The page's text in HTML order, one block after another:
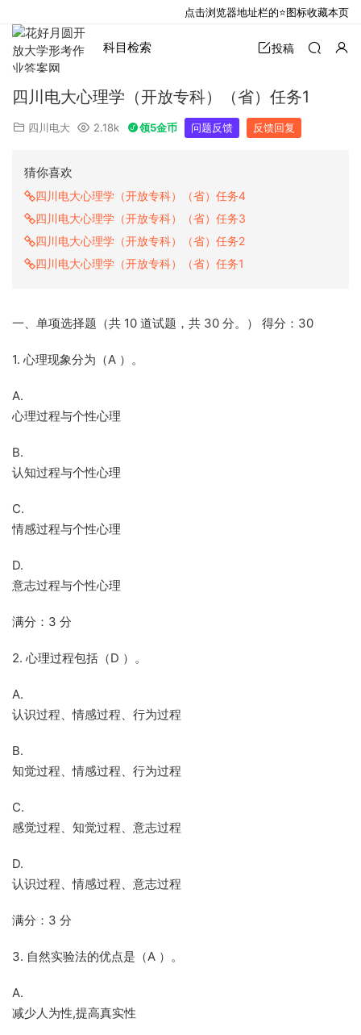
科目检索 投稿
四川电大心理学（开放专科）（省）任务1
四川电大 2.18k 领5金币 问题反馈 反馈回复
猜你喜欢
四川电大心理学（开放专科）（省）任务4
四川电大心理学（开放专科）（省）任务3
四川电大心理学（开放专科）（省）任务2
四川电大心理学（开放专科）（省）任务1
一、单项选择题（共 10 道试题，共 30 分。） 得分：30
1. 心理现象分为（A ）。
A.
心理过程与个性心理
B.
认知过程与个性心理
C.
情感过程与个性心理
D.
意志过程与个性心理
满分：3 分
2. 心理过程包括（D ）。
A.
认识过程、情感过程、行为过程
B.
知觉过程、情感过程、行为过程
C.
感觉过程、知觉过程、意志过程
D.
认识过程、情感过程、意志过程
满分：3 分
3. 自然实验法的优点是（A ）。
A.
减少人为性,提高真实性
点击浏览器地址栏的⭐图标收藏本页